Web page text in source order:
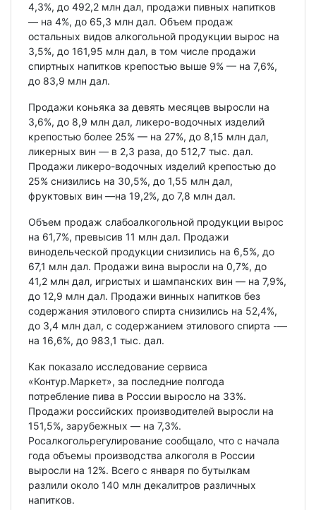
4,3%, до 492,2 млн дал, продажи пивных напитков
— на 4%, до 65,3 млн дал. Объем продаж
остальных видов алкогольной продукции вырос на
3,5%, до 161,95 млн дал, в том числе продажи
спиртных напитков крепостью выше 9% — на 7,6%,
до 83,9 млн дал.
Продажи коньяка за девять месяцев выросли на
3,6%, до 8,9 млн дал, ликеро-водочных изделий
крепостью более 25% — на 27%, до 8,15 млн дал,
ликерных вин — в 2,3 раза, до 512,7 тыс. дал.
Продажи ликеро-водочных изделий крепостью до
25% снизились на 30,5%, до 1,55 млн дал,
фруктовых вин —на 19,2%, до 7,8 млн дал.
Объем продаж слабоалкогольной продукции вырос
на 61,7%, превысив 11 млн дал. Продажи
винодельческой продукции снизились на 6,5%, до
67,1 млн дал. Продажи вина выросли на 0,7%, до
41,2 млн дал, игристых и шампанских вин — на 7,9%,
до 12,9 млн дал. Продажи винных напитков без
содержания этилового спирта снизились на 52,4%,
до 3,4 млн дал, с содержанием этилового спирта -—
на 16,6%, до 983,1 тыс. дал.
Как показало исследование сервиса
«Контур.Маркет», за последние полгода
потребление пива в России выросло на 33%.
Продажи российских производителей выросли на
151,5%, зарубежных — на 7,3%.
Росалкогольрегулирование сообщало, что с начала
года объемы производства алкоголя в России
выросли на 12%. Всего с января по бутылкам
разлили около 140 млн декалитров различных
напитков.